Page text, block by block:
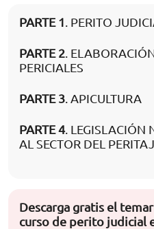
PARTE 1. PERITO
PARTE 2.
PERICIALES
PARTE 3. APICULTURA
PARTE 4. LEGISLACIÓN
AL SECTOR DEL
Descarga gratis el
curso de perito judicial